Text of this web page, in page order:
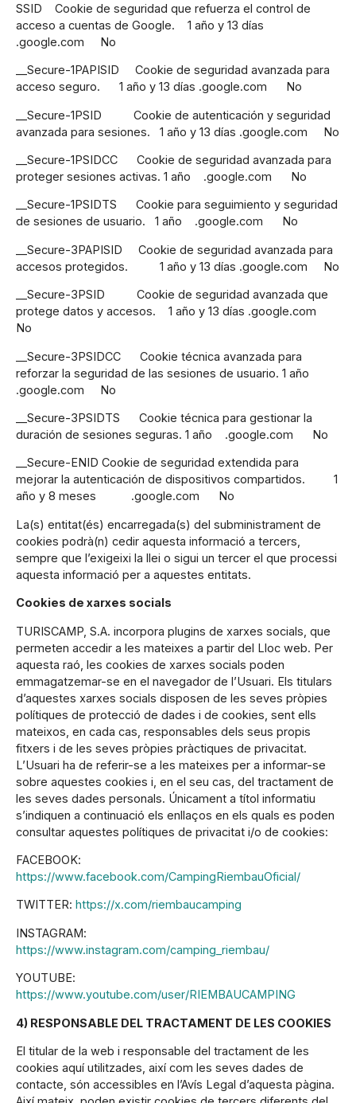
SSID Cookie de seguridad que refuerza el control de
acceso a cuentas de Google. 1 año y 13 días
.google.com No
__Secure-1PAPISID Cookie de seguridad avanzada para
acceso seguro. 1 año y 13 días .google.com No
__Secure-1PSID Cookie de autenticación y seguridad
avanzada para sesiones. 1 año y 13 días .google.com No
__Secure-1PSIDCC Cookie de seguridad avanzada para
proteger sesiones activas. 1 año .google.com No
__Secure-1PSIDTS Cookie para seguimiento y seguridad
de sesiones de usuario. 1 año .google.com No
__Secure-3PAPISID Cookie de seguridad avanzada para
accesos protegidos. 1 año y 13 días .google.com No
__Secure-3PSID Cookie de seguridad avanzada que
protege datos y accesos. 1 año y 13 días .google.com
No
__Secure-3PSIDCC Cookie técnica avanzada para
reforzar la seguridad de las sesiones de usuario. 1 año
.google.com No
__Secure-3PSIDTS Cookie técnica para gestionar la
duración de sesiones seguras. 1 año .google.com No
__Secure-ENID Cookie de seguridad extendida para
mejorar la autenticación de dispositivos compartidos. 1
año y 8 meses .google.com No
La(s) entitat(és) encarregada(s) del subministrament de
cookies podrà(n) cedir aquesta informació a tercers,
sempre que l’exigeixi la llei o sigui un tercer el que processi
aquesta informació per a aquestes entitats.
Cookies de xarxes socials
TURISCAMP, S.A. incorpora plugins de xarxes socials, que
permeten accedir a les mateixes a partir del Lloc web. Per
aquesta raó, les cookies de xarxes socials poden
emmagatzemar-se en el navegador de l’Usuari. Els titulars
d’aquestes xarxes socials disposen de les seves pròpies
polítiques de protecció de dades i de cookies, sent ells
mateixos, en cada cas, responsables dels seus propis
fitxers i de les seves pròpies pràctiques de privacitat.
L’Usuari ha de referir-se a les mateixes per a informar-se
sobre aquestes cookies i, en el seu cas, del tractament de
les seves dades personals. Únicament a títol informatiu
s’indiquen a continuació els enllaços en els quals es poden
consultar aquestes polítiques de privacitat i/o de cookies:
FACEBOOK:
https://www.facebook.com/CampingRiembauOficial/
TWITTER: https://x.com/riembaucamping
INSTAGRAM:
https://www.instagram.com/camping_riembau/
YOUTUBE:
https://www.youtube.com/user/RIEMBAUCAMPING
4) RESPONSABLE DEL TRACTAMENT DE LES COOKIES
El titular de la web i responsable del tractament de les
cookies aquí utilitzades, així com les seves dades de
contacte, són accessibles en l’Avís Legal d’aquesta pàgina.